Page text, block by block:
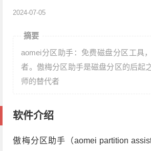
2024-07-05
摘要
aomei分区助手：免费磁盘分区工具
者。傲梅分区助手是磁盘分区的后起
师的替代者
软件介绍
傲梅分区助手（aomei partition